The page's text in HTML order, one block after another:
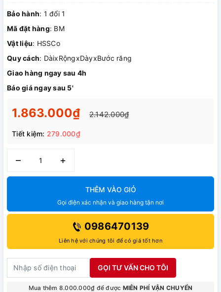
Bảo hành: 1 đổi 1
Mã đặt hàng: BM
Vật liệu: HSSCo
Quy cách: DàixRộngxDàyxBước răng
Giao hàng ngay sau 4h
Báo giá ngay sau 5'
1.863.000₫ 2.142.000₫
Tiết kiệm: 279.000₫
– +
THÊM VÀO GIỎ
Gọi điện xác nhận và giao hàng tận nơi
0986470139
Liên hệ với chúng tôi để có giá tốt hơn
GỌI TƯ VẤN CHO TÔI
Mua thêm 8.000.000₫ để được MIỄN PHÍ VẬN CHUYỂN